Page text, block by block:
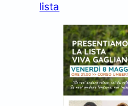
lista